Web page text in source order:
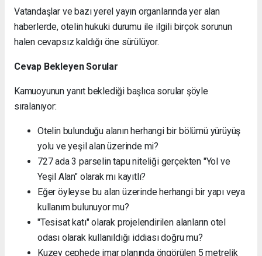
Vatandaşlar ve bazı yerel yayın organlarında yer alan
haberlerde, otelin hukuki durumu ile ilgili birçok sorunun
halen cevapsız kaldığı öne sürülüyor.
Cevap Bekleyen Sorular
Kamuoyunun yanıt beklediği başlıca sorular şöyle
sıralanıyor:
Otelin bulunduğu alanın herhangi bir bölümü yürüyüş
yolu ve yeşil alan üzerinde mi?
727 ada 3 parselin tapu niteliği gerçekten "Yol ve
Yeşil Alan" olarak mı kayıtlı?
Eğer öyleyse bu alan üzerinde herhangi bir yapı veya
kullanım bulunuyor mu?
"Tesisat katı" olarak projelendirilen alanların otel
odası olarak kullanıldığı iddiası doğru mu?
Kuzey cephede imar planında öngörülen 5 metrelik